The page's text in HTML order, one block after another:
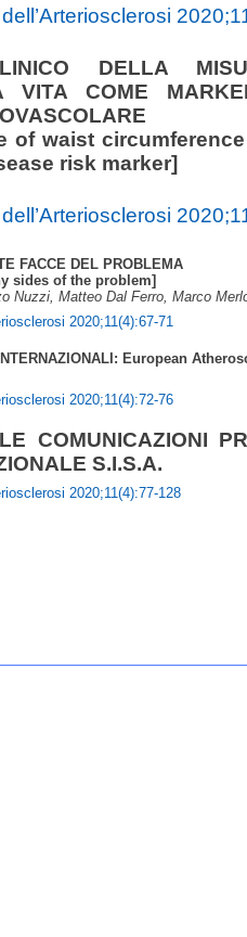
DELLA
VITA COME
of waist
risk marker]
FACCE DEL PROBLEMA
sides of the problem]
Nuzzi, Matteo Dal Ferro, Marco
2020;11(4):67-71
European
2020;11(4):72-76
COMUNICAZIONI
S.I.S.A.
2020;11(4):77-128